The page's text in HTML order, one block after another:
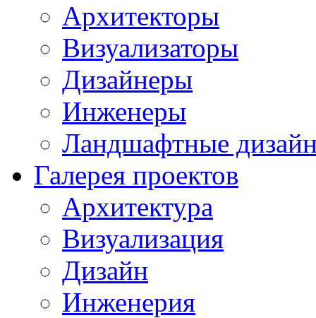
Архитекторы
Визуализаторы
Дизайнеры
Инженеры
Ландшафтные
Галерея проектов
Архитектура
Визуализация
Дизайн
Инженерия